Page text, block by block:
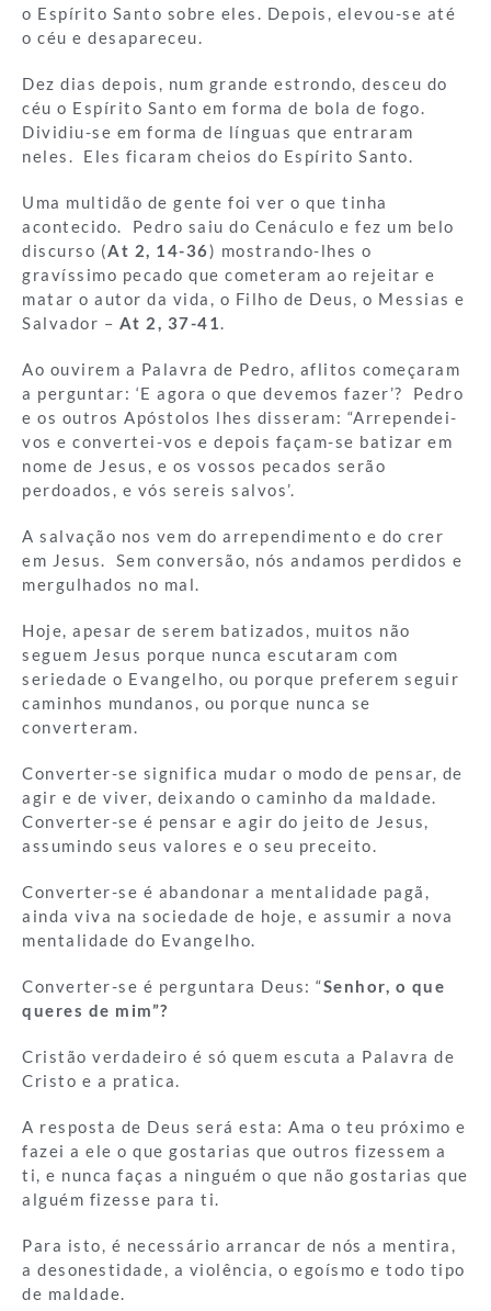
o Espírito Santo sobre eles. Depois, elevou-se até
o céu e desapareceu.
Dez dias depois, num grande estrondo, desceu do
céu o Espírito Santo em forma de bola de fogo.
Dividiu-se em forma de línguas que entraram
neles. Eles ficaram cheios do Espírito Santo.
Uma multidão de gente foi ver o que tinha
acontecido. Pedro saiu do Cenáculo e fez um belo
discurso (At 2, 14-36) mostrando-lhes o
gravíssimo pecado que cometeram ao rejeitar e
matar o autor da vida, o Filho de Deus, o Messias e
Salvador – At 2, 37-41.
Ao ouvirem a Palavra de Pedro, aflitos começaram
a perguntar: ‘E agora o que devemos fazer’? Pedro
e os outros Apóstolos lhes disseram: “Arrependei-
vos e convertei-vos e depois façam-se batizar em
nome de Jesus, e os vossos pecados serão
perdoados, e vós sereis salvos’.
A salvação nos vem do arrependimento e do crer
em Jesus. Sem conversão, nós andamos perdidos e
mergulhados no mal.
Hoje, apesar de serem batizados, muitos não
seguem Jesus porque nunca escutaram com
seriedade o Evangelho, ou porque preferem seguir
caminhos mundanos, ou porque nunca se
converteram.
Converter-se significa mudar o modo de pensar, de
agir e de viver, deixando o caminho da maldade.
Converter-se é pensar e agir do jeito de Jesus,
assumindo seus valores e o seu preceito.
Converter-se é abandonar a mentalidade pagã,
ainda viva na sociedade de hoje, e assumir a nova
mentalidade do Evangelho.
Converter-se é perguntara Deus: “Senhor, o que
queres de mim”?
Cristão verdadeiro é só quem escuta a Palavra de
Cristo e a pratica.
A resposta de Deus será esta: Ama o teu próximo e
fazei a ele o que gostarias que outros fizessem a
ti, e nunca faças a ninguém o que não gostarias que
alguém fizesse para ti.
Para isto, é necessário arrancar de nós a mentira,
a desonestidade, a violência, o egoísmo e todo tipo
de maldade.